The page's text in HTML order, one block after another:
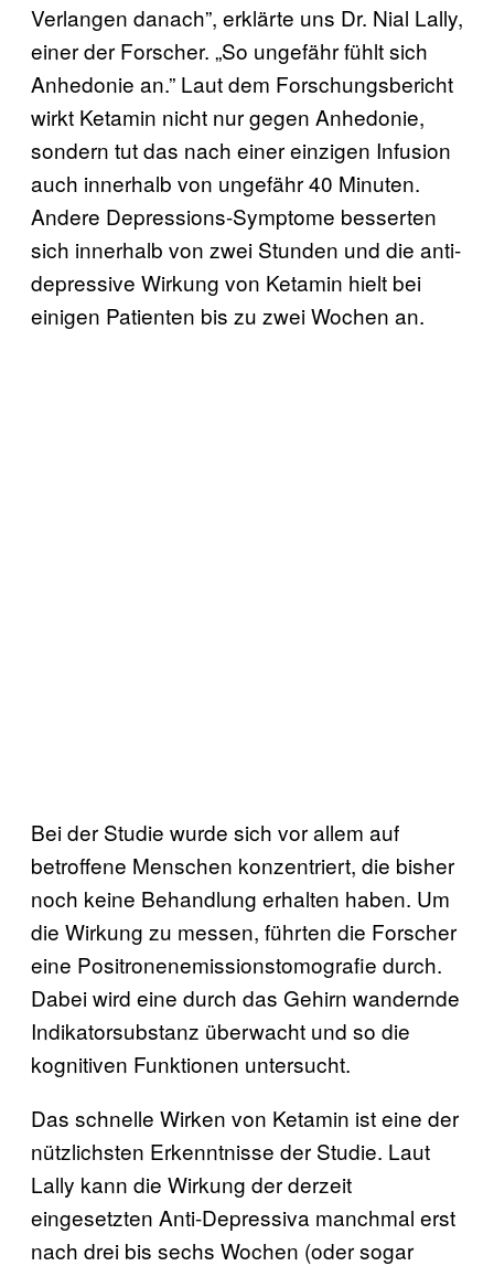
Verlangen danach”, erklärte uns Dr. Nial Lally,
einer der Forscher. „So ungefähr fühlt sich
Anhedonie an.” Laut dem Forschungsbericht
wirkt Ketamin nicht nur gegen Anhedonie,
sondern tut das nach einer einzigen Infusion
auch innerhalb von ungefähr 40 Minuten.
Andere Depressions-Symptome besserten
sich innerhalb von zwei Stunden und die anti-
depressive Wirkung von Ketamin hielt bei
einigen Patienten bis zu zwei Wochen an.
Bei der Studie wurde sich vor allem auf
betroffene Menschen konzentriert, die bisher
noch keine Behandlung erhalten haben. Um
die Wirkung zu messen, führten die Forscher
eine Positronenemissionstomografie durch.
Dabei wird eine durch das Gehirn wandernde
Indikatorsubstanz überwacht und so die
kognitiven Funktionen untersucht.
Das schnelle Wirken von Ketamin ist eine der
nützlichsten Erkenntnisse der Studie. Laut
Lally kann die Wirkung der derzeit
eingesetzten Anti-Depressiva manchmal erst
nach drei bis sechs Wochen (oder sogar